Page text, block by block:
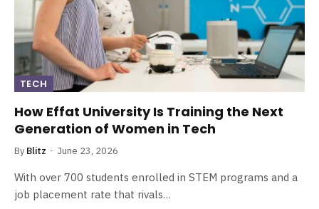
TECH
How Effat University Is Training the Next
Generation of Women in Tech
By Blitz June 23, 2026
With over 700 students enrolled in STEM programs and a
job placement rate that rivals…